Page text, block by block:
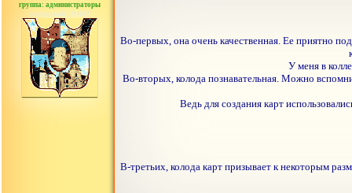
группа: администраторы
сообщений: 30442
Во-первых, она очень качественная. Ее приятно
У меня в
Во-вторых, колода познавательная. Можно
Ведь для создания карт
В-третьих, колода карт призывает к некоторым